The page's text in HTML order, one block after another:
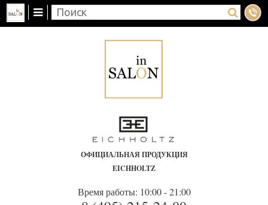
ОФИЦИАЛЬНАЯ ПРОДУКЦИЯ
EICHHOLTZ
Время работы: 10:00 - 21:00